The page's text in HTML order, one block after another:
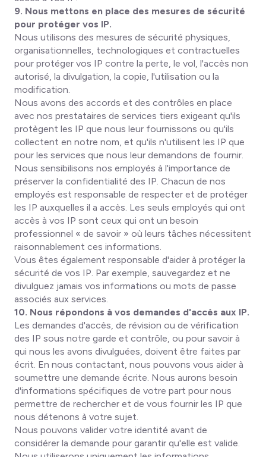
9. Nous mettons en place des mesures de sécurité
pour protéger vos IP.
Nous utilisons des mesures de sécurité physiques,
organisationnelles, technologiques et contractuelles
pour protéger vos IP contre la perte, le vol, l'accès non
autorisé, la divulgation, la copie, l'utilisation ou la
modification.
Nous avons des accords et des contrôles en place
avec nos prestataires de services tiers exigeant qu'ils
protègent les IP que nous leur fournissons ou qu'ils
collectent en notre nom, et qu'ils n'utilisent les IP que
pour les services que nous leur demandons de fournir.
Nous sensibilisons nos employés à l'importance de
préserver la confidentialité des IP. Chacun de nos
employés est responsable de respecter et de protéger
les IP auxquelles il a accès. Les seuls employés qui ont
accès à vos IP sont ceux qui ont un besoin
professionnel « de savoir » où leurs tâches nécessitent
raisonnablement ces informations.
Vous êtes également responsable d'aider à protéger la
sécurité de vos IP. Par exemple, sauvegardez et ne
divulguez jamais vos informations ou mots de passe
associés aux services.
10. Nous répondons à vos demandes d'accès aux IP.
Les demandes d'accès, de révision ou de vérification
des IP sous notre garde et contrôle, ou pour savoir à
qui nous les avons divulguées, doivent être faites par
écrit. En nous contactant, nous pouvons vous aider à
soumettre une demande écrite. Nous aurons besoin
d'informations spécifiques de votre part pour nous
permettre de rechercher et de vous fournir les IP que
nous détenons à votre sujet.
Nous pouvons valider votre identité avant de
considérer la demande pour garantir qu'elle est valide.